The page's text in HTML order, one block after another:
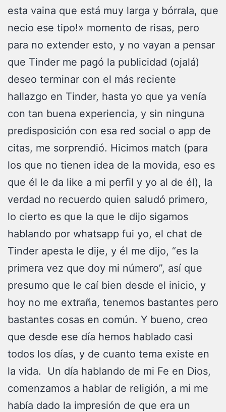
esta vaina que está muy larga y bórrala, que
necio ese tipo!» momento de risas, pero
para no extender esto, y no vayan a pensar
que Tinder me pagó la publicidad (ojalá)
deseo terminar con el más reciente
hallazgo en Tinder, hasta yo que ya venía
con tan buena experiencia, y sin ninguna
predisposición con esa red social o app de
citas, me sorprendió. Hicimos match (para
los que no tienen idea de la movida, eso es
que él le da like a mi perfil y yo al de él), la
verdad no recuerdo quien saludó primero,
lo cierto es que la que le dijo sigamos
hablando por whatsapp fui yo, el chat de
Tinder apesta le dije, y él me dijo, “es la
primera vez que doy mi número”, así que
presumo que le caí bien desde el inicio, y
hoy no me extraña, tenemos bastantes pero
bastantes cosas en común. Y bueno, creo
que desde ese día hemos hablado casi
todos los días, y de cuanto tema existe en
la vida. Un día hablando de mi Fe en Dios,
comenzamos a hablar de religión, a mi me
había dado la impresión de que era un